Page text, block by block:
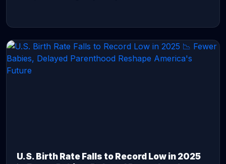
U.S. Birth Rate Falls to Record Low in 2025